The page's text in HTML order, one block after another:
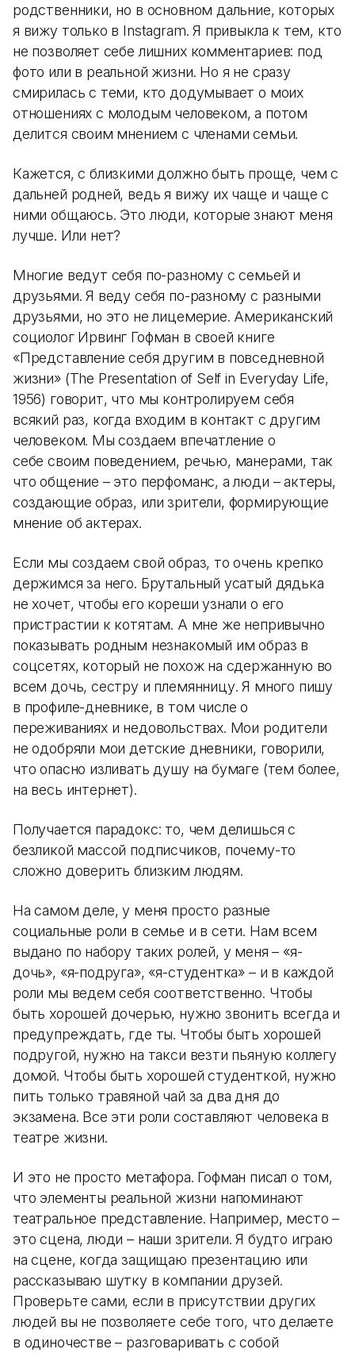
родственники, но в основном дальние, которых
я вижу только в Instagram. Я привыкла к тем, кто
не позволяет себе лишних комментариев: под
фото или в реальной жизни. Но я не сразу
смирилась с теми, кто додумывает о моих
отношениях с молодым человеком, а потом
делится своим мнением с членами семьи.
Кажется, с близкими должно быть проще, чем с
дальней родней, ведь я вижу их чаще и чаще с
ними общаюсь. Это люди, которые знают меня
лучше. Или нет?
Многие ведут себя по-разному с семьей и
друзьями. Я веду себя по-разному с разными
друзьями, но это не лицемерие. Американский
социолог Ирвинг Гофман в своей книге
«Представление себя другим в повседневной
жизни» (The Presentation of Self in Everyday Life,
1956) говорит, что мы контролируем себя
всякий раз, когда входим в контакт с другим
человеком. Мы создаем впечатление о
себе своим поведением, речью, манерами, так
что общение – это перфоманс, а люди – актеры,
создающие образ, или зрители, формирующие
мнение об актерах.
Если мы создаем свой образ, то очень крепко
держимся за него. Брутальный усатый дядька
не хочет, чтобы его кореши узнали о его
пристрастии к котятам. А мне же непривычно
показывать родным незнакомый им образ в
соцсетях, который не похож на сдержанную во
всем дочь, сестру и племянницу. Я много пишу
в профиле-дневнике, в том числе о
переживаниях и недовольствах. Мои родители
не одобряли мои детские дневники, говорили,
что опасно изливать душу на бумаге (тем более,
на весь интернет).
Получается парадокс: то, чем делишься с
безликой массой подписчиков, почему-то
сложно доверить близким людям.
На самом деле, у меня просто разные
социальные роли в семье и в сети. Нам всем
выдано по набору таких ролей, у меня – «я-
дочь», «я-подруга», «я-студентка» – и в каждой
роли мы ведем себя соответственно. Чтобы
быть хорошей дочерью, нужно звонить всегда и
предупреждать, где ты. Чтобы быть хорошей
подругой, нужно на такси везти пьяную коллегу
домой. Чтобы быть хорошей студенткой, нужно
пить только травяной чай за два дня до
экзамена. Все эти роли составляют человека в
театре жизни.
И это не просто метафора. Гофман писал о том,
что элементы реальной жизни напоминают
театральное представление. Например, место –
это сцена, люди – наши зрители. Я будто играю
на сцене, когда защищаю презентацию или
рассказываю шутку в компании друзей.
Проверьте сами, если в присутствии других
людей вы не позволяете себе того, что делаете
в одиночестве – разговаривать с собой